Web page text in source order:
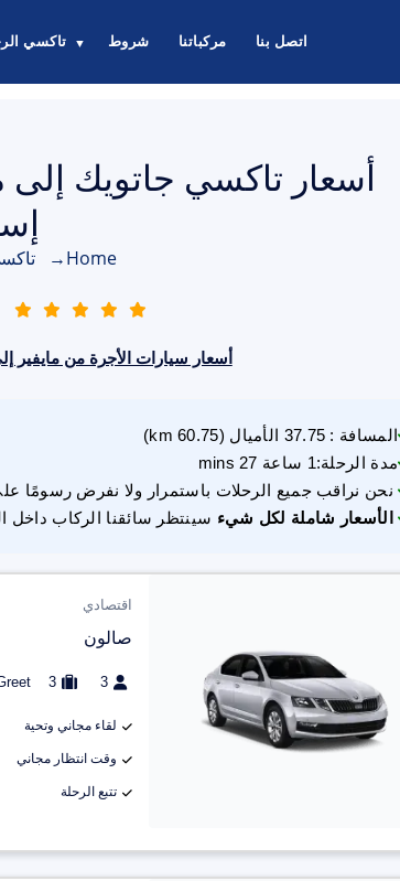
تاكسي ▼ شروط مركباتنا اتصل بنا
Home
→
أسعار سيارات الأجرة من مايفير إلى جاتويك
المسافة :
37.75 الأميال (
60.75
km)
مدة الرحلة:1 ساعة 27 mins
نحن نراقب جميع الرحلات باستمرار ولا نفرض رسومًا على
الأسعار شاملة لكل شيء سينتظر سائقنا الركاب داخل
اقتصادي
صالون
3
3
لقاء مجاني وتحية
وقت انتظار مجاني
تتبع الرحلة